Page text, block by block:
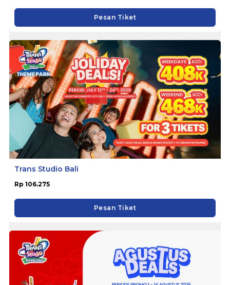
Pesan Tiket
Trans Studio Bali
Rp 106.275
Pesan Tiket